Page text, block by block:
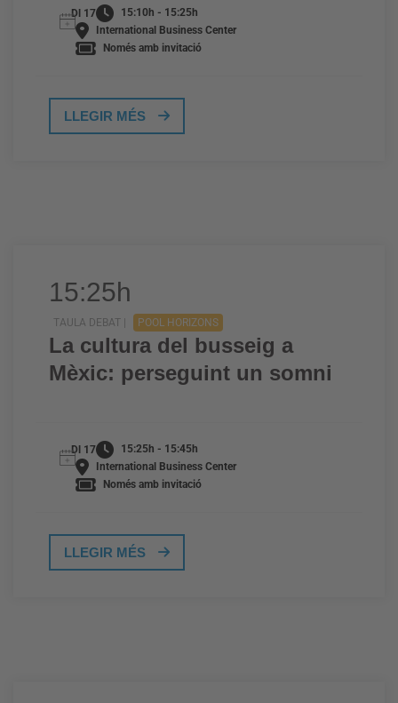
Dl 17
15:10h - 15:25h
International Business Center
Només amb invitació
LLEGIR MÉS
15:25h
TAULA DEBAT | POOL HORIZONS
La cultura del busseig a
Mèxic: perseguint un somni
Dl 17
15:25h - 15:45h
International Business Center
Només amb invitació
LLEGIR MÉS